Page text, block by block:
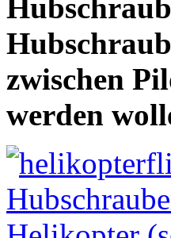
zwischen
werden